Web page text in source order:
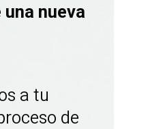
nueva
a tu
de